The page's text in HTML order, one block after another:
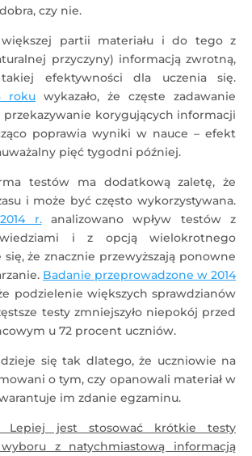
czy nie.
większej partii materiału i do tego z
przyczyny) informacją zwrotną,
efektywności dla uczenia się.
roku wykazało, że częste zadawanie
korygujących informacji
poprawia wyniki w nauce – efekt
pięć tygodni później.
testów ma dodatkową zaletę, że
i może być często wykorzystywana.
r.analizowano wpływ testów z
i z opcją wielokrotnego
że znacznie przewyższają ponowne
Badanie przeprowadzone w 2014
podzielenie większych sprawdzianów
testy zmniejszyło niepokój przed
u 72 procent uczniów.
się tak dlatego, że uczniowie na
o tym, czy opanowali materiał w
im zdanie egzaminu.
Lepiej jest stosować krótkie testy
z natychmiastową informacją